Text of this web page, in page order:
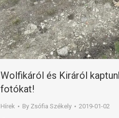
Wolfikáról és Kiráról
fotókat!
Hírek By Zsófia Székely 2019-01-02